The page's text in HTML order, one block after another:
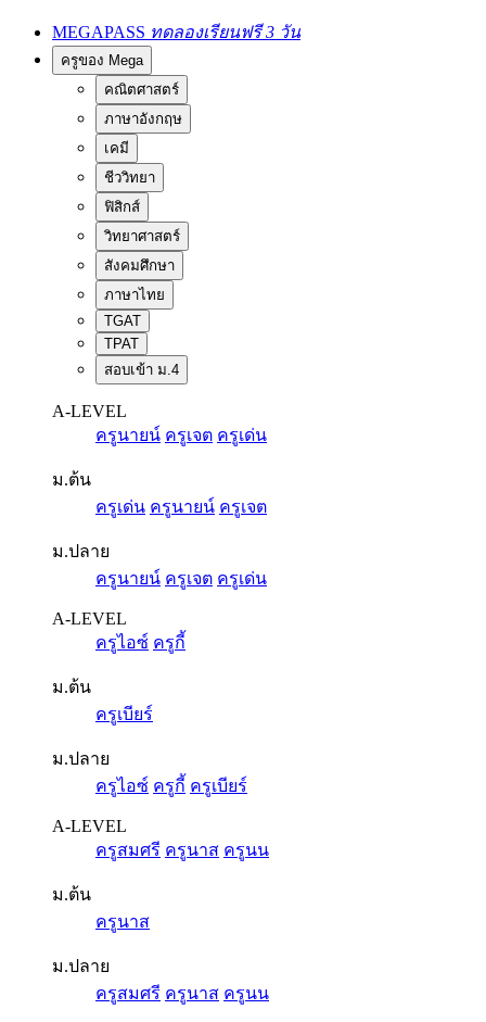
MEGAPASS ทดลองเรียนฟรี 3 วัน
ครูของ Mega
คณิตศาสตร์
ภาษาอังกฤษ
เคมี
ชีววิทยา
ฟิสิกส์
วิทยาศาสตร์
สังคมศึกษา
ภาษาไทย
TGAT
TPAT
สอบเข้า ม.4
A-LEVEL
ครูนายน์ ครูเจต ครูเด่น
ม.ต้น
ครูเด่น ครูนายน์ ครูเจต
ม.ปลาย
ครูนายน์ ครูเจต ครูเด่น
A-LEVEL
ครูไอซ์ ครูกี้
ม.ต้น
ครูเบียร์
ม.ปลาย
ครูไอซ์ ครูกี้ ครูเบียร์
A-LEVEL
ครูสมศรี ครูนาส ครูนน
ม.ต้น
ครูนาส
ม.ปลาย
ครูสมศรี ครูนาส ครูนน